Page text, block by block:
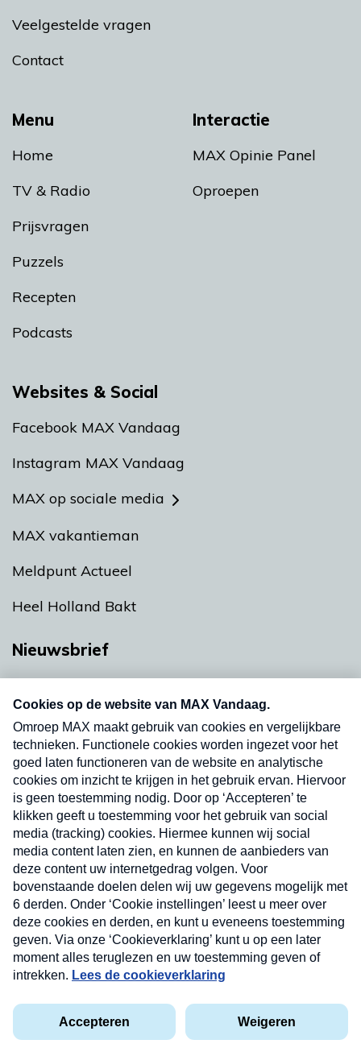
Menu
Home
TV & Radio
Prijsvragen
Puzzels
Recepten
Podcasts
Interactie
MAX Opinie Panel
Oproepen
Veelgestelde vragen
Contact
Websites & Social
Facebook MAX Vandaag
Instagram MAX Vandaag
MAX op sociale media
MAX vakantieman
Meldpunt Actueel
Heel Holland Bakt
Nieuwsbrief
nieuwsbrief. Elke vrijdag- en dinsdagochtend in
uw mailbox.
Verzend
Privacyverklaring
Cookieverklaring
Kwetsbaarheid melden
Nieuwsbrief
Neem hier een gratis abonnement op onze
nieuwsbrief. Elke vrijdag- en dinsdagochtend in uw